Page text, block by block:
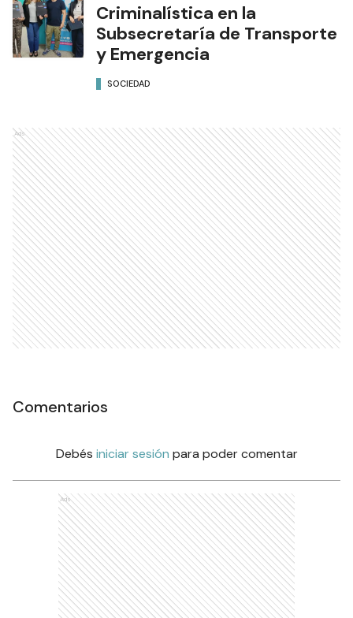
Criminalística en la
Subsecretaría de Transporte
y Emergencia
SOCIEDAD
Ads
Comentarios
Debés iniciar sesión para poder comentar
Ads